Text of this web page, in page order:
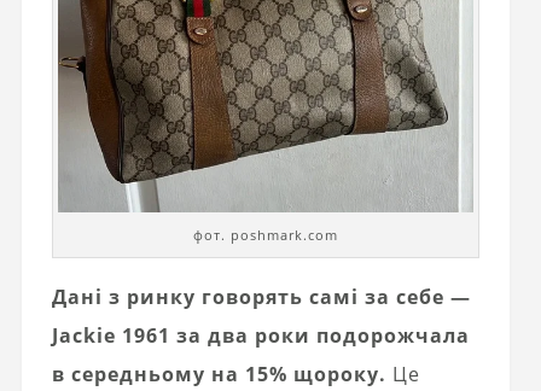
фот. poshmark.com
Дані з ринку говорять самі за себе —
Jackie 1961 за два роки подорожчала
в середньому на 15% щороку. Це